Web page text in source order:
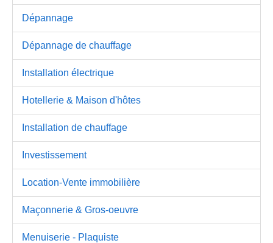
Dépannage
Dépannage de chauffage
Installation électrique
Hotellerie & Maison d'hôtes
Installation de chauffage
Investissement
Location-Vente immobilière
Maçonnerie & Gros-oeuvre
Menuiserie - Plaquiste